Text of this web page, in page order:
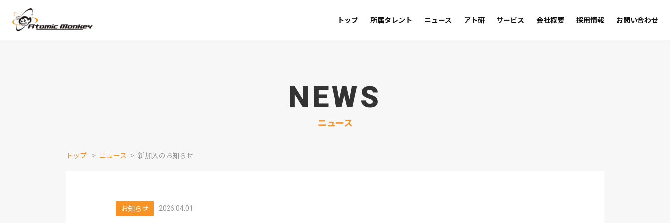
トップ 所属タレント ニュース アト研 サービス 会社概要 採用情報 お問い合わせ
NEWS
ニュース
トップ ニュース 新加入のお知らせ
お知らせ 2026.04.01